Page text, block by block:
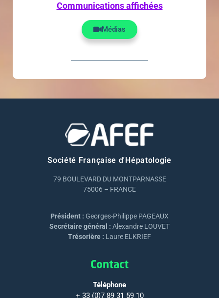
Communications affichées
Médias
Société Française d'Hépatologie
79 BOULEVARD DU MONTPARNASSE
75006 – FRANCE
Président : Georges-Philippe PAGEAUX
Secrétaire général : Alexandre LOUVET
Trésorière : Laure ELKRIEF
Contact
Téléphone
+ 33 (0)7 89 31 59 10